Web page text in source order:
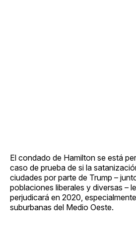
El condado de Hamilton se está
caso de prueba de si la
ciudades por parte de Trump –
poblaciones liberales y diversas –
perjudicará en 2020,
suburbanas del Medio Oeste.